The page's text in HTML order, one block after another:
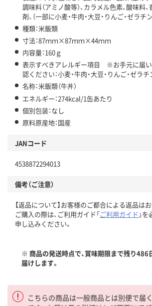
調味料（アミノ酸等）、カラメル色素、酸味料
剤、（一部に小麦・牛肉・大豆・りんご・ゼラチ
種類：米飯類
寸法：87ｍｍ×87ｍｍ×44ｍｍ
内容量：160ｇ
表示すべきアレルギー項目 ※お手元に届
認ください：小麦・牛肉・大豆・りんご・ゼラチ
名称：米飯類（牛丼）
エネルギー：274kcal/1缶あたり
個別包装：なし
原料原産地：国産
JANコード
4538872294013
備考（ご注意）
【返品について】お客様のご都合による返品は
ご購入の際は、ご利用ガイド「ご利用ガイド 」
申し込みください。
※ 商品の発送時点で、賞味期限まで残り486
届けします。
こちらの商品は一般商品とは別便で届